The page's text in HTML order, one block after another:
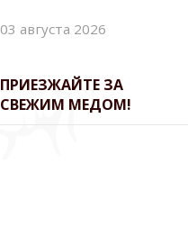
03 августа 2026
ПРИЕЗЖАЙТЕ ЗА
СВЕЖИМ МЕДОМ!